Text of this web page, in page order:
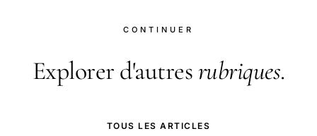
CONTINUER
Explorer d'autresrubriques.
TOUS LES ARTICLES